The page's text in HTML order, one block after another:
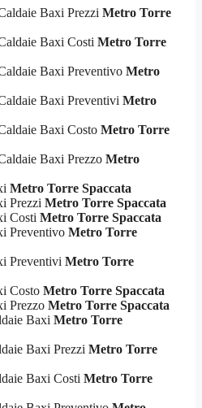
Baxi Prezzi Metro Torre
Baxi Costi Metro Torre
Baxi Preventivo Metro
Baxi Preventivi Metro
Baxi Costo Metro Torre
Baxi Prezzo Metro
Metro Torre Spaccata
Prezzi Metro Torre Spaccata
Costi Metro Torre Spaccata
Preventivo Metro Torre
Preventivi Metro Torre
Costo Metro Torre Spaccata
Prezzo Metro Torre Spaccata
Baxi Metro Torre
Baxi Prezzi Metro Torre
Baxi Costi Metro Torre